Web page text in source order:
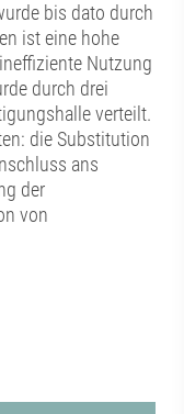
bis dato durch
ist eine hohe
Nutzung
durch drei
verteilt.
die Substitution
ans
der
von